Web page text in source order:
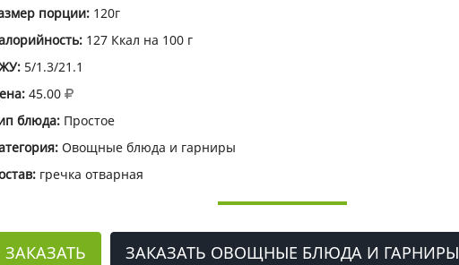
порции: 120г
127 Ккал на 100 г
5/1.3/21.1
45.00
блюда: Простое
Овощные блюда и гарниры
гречка отварная
ЗАКАЗАТЬ ЗАКАЗАТЬ ОВОЩНЫЕ БЛЮДА И ГАРНИРЫ